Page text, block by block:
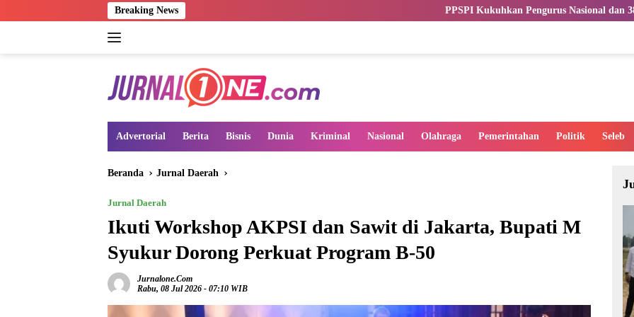
ke
Breaking News PPSPI Kukuhkan Pengurus Nasional dan 38 DPW, Perkuat
Advertorial Berita Bisnis Dunia Kriminal Nasional Olahraga Pemerintahan Politik Seleb
Beranda Jurnal Daerah
Jurnal Daerah
Ikuti Workshop AKPSI dan Sawit di Jakarta, Bupati M
Syukur Dorong Perkuat Program B-50
Jurnalone.com
Rabu, 08 Jul 2026 - 07:10 WIB